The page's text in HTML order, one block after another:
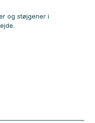
og støjgener i